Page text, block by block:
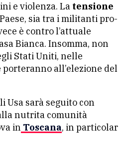
e violenza. La tensione
sia tra i militanti pro-
è contro l’attuale
Bianca. Insomma, non
Stati Uniti, nelle
all’elezione del
Usa sarà seguito con
nutrita comunità
in Toscana, in particolar